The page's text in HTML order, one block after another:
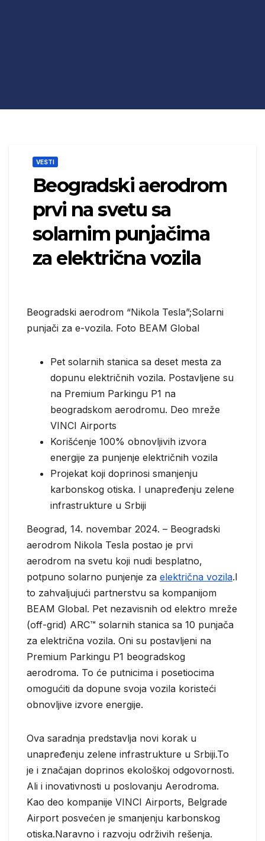
VESTI
Beogradski aerodrom
prvi na svetu sa
solarnim punjačima
za električna vozila
Beogradski aerodrom “Nikola Tesla”;Solarni
punjači za e-vozila. Foto BEAM Global
Pet solarnih stanica sa deset mesta za
dopunu električnih vozila. Postavljene su
na Premium Parkingu P1 na
beogradskom aerodromu. Deo mreže
VINCI Airports
Korišćenje 100% obnovljivih izvora
energije za punjenje električnih vozila
Projekat koji doprinosi smanjenju
karbonskog otiska. I unapređenju zelene
infrastrukture u Srbiji
Beograd, 14. novembar 2024. – Beogradski
aerodrom Nikola Tesla postao je prvi
aerodrom na svetu koji nudi besplatno,
potpuno solarno punjenje za električna vozila.I
to zahvaljujući partnerstvu sa kompanijom
BEAM Global. Pet nezavisnih od elektro mreže
(off-grid) ARC™ solarnih stanica sa 10 punjača
za električna vozila. Oni su postavljeni na
Premium Parkingu P1 beogradskog
aerodroma. To će putnicima i posetiocima
omogućiti da dopune svoja vozila koristeći
obnovljive izvore energije.
Ova saradnja predstavlja novi korak u
unapređenju zelene infrastrukture u Srbiji.To
je i značajan doprinos ekološkoj odgovornosti.
Ali i inovativnosti u poslovanju Aerodroma.
Kao deo kompanije VINCI Airports, Belgrade
Airport posvećen je smanjenju karbonskog
otiska.Naravno i razvoju održivih rešenja.